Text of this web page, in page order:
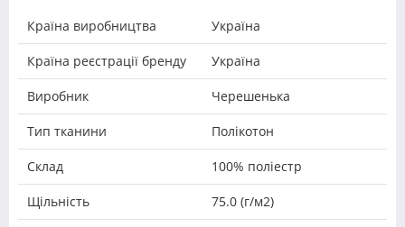
Країна виробництва Україна
Країна реєстрації бренду Україна
Виробник Черешенька
Тип тканини Полікотон
Склад 100% поліестр
Щільність 75.0 (г/м2)